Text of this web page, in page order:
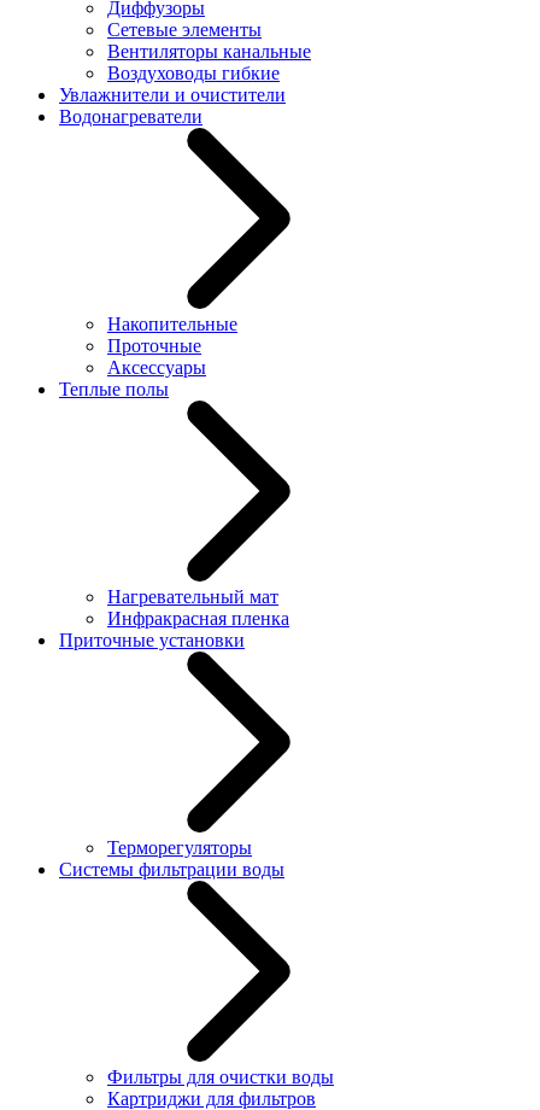
Диффузоры
Сетевые элементы
Вентиляторы канальные
Воздуховоды гибкие
Увлажнители и очистители
Водонагреватели
Накопительные
Проточные
Аксессуары
Теплые полы
Нагревательный мат
Инфракрасная пленка
Приточные установки
Терморегуляторы
Системы фильтрации воды
Фильтры для очистки воды
Картриджи для фильтров